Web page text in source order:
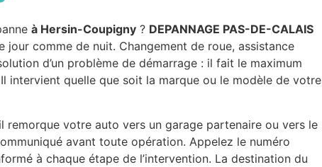
à Hersin-Coupigny ? DEPANNAGE PAS-DE-CALAIS
jour comme de nuit. Changement de roue, assistance
d’un problème de démarrage : il fait le maximum
intervient quelle que soit la marque ou le modèle de votre
remorque votre auto vers un garage partenaire ou vers le
avant toute opération. Appelez le numéro
à chaque étape de l’intervention. La destination du